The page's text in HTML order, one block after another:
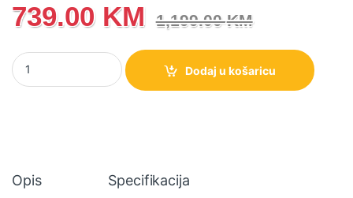
739.00 KM 1,199.00KM
WF5S1045BB Hisense 5S Veš mašina, 10,5 kg, 1400 rpm količina
Dodaj u košaricu
Opis Specifikacija